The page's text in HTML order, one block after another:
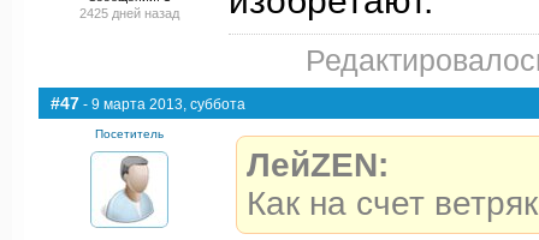
2425 дней назад
#47 - 9 марта 2013, суббота
Посетитель
ЛейZEN:
Как на счет